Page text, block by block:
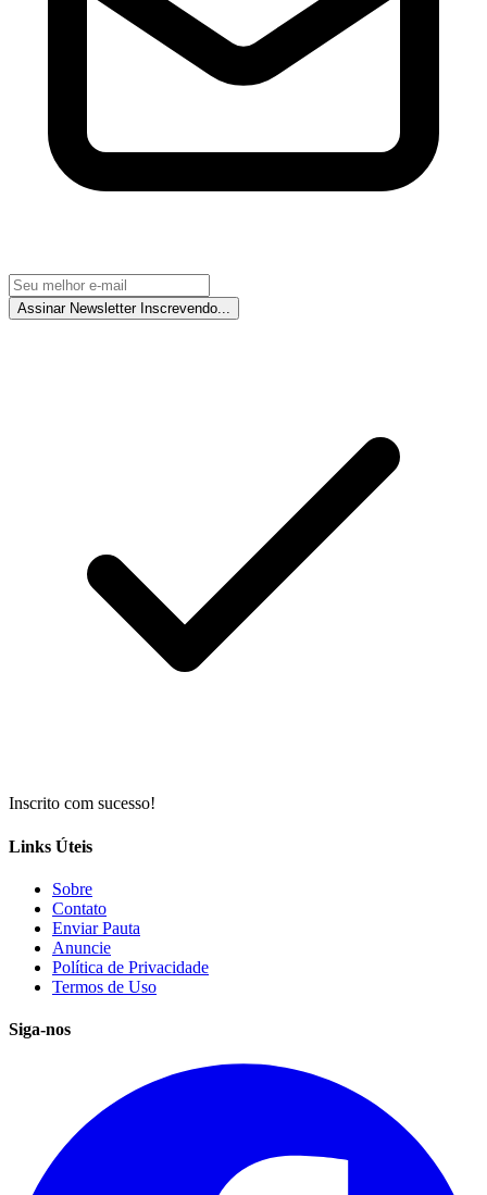
Assinar Newsletter Inscrevendo...
Inscrito com sucesso!
Links Úteis
Sobre
Contato
Enviar Pauta
Anuncie
Política de Privacidade
Termos de Uso
Siga-nos